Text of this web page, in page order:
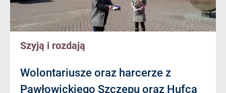
Szyją i rozdają
Wolontariusze oraz harcerze z
Pawłowickiego Szczepu oraz Hufca